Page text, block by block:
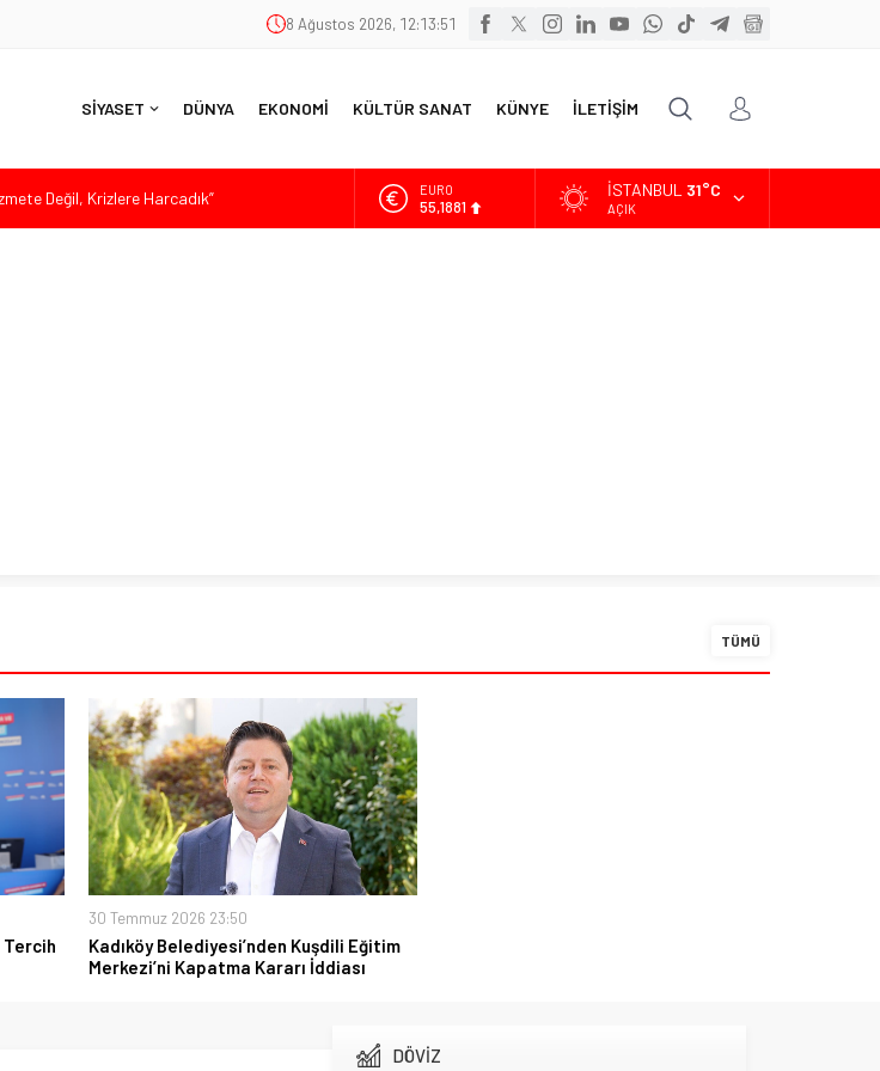
8 Ağustos 2026, 12:13:52
SİYASET DÜNYA EKONOMİ KÜLTÜR SANAT KÜNYE İLETİŞİM
Değil, Krizlere Harcadık”
ALTIN
6.660,55
İSTANBUL 31°C
AÇIK
TÜMÜ
Tercih
30 Temmuz 2026 23:50
Kadıköy Belediyesi’nden Kuşdili Eğitim
Merkezi’ni Kapatma Kararı İddiası
DÖVİZ